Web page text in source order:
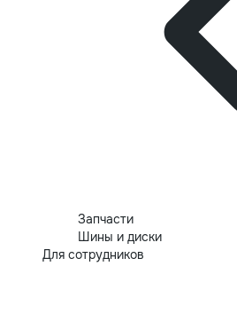
Запчасти
Шины и диски
Для сотрудников